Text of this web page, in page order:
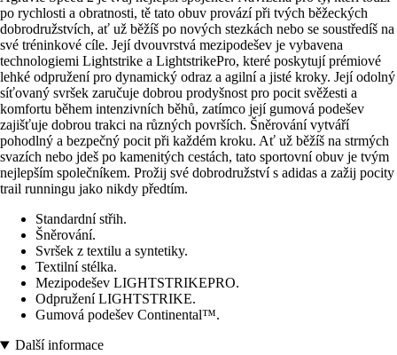
po rychlosti a obratnosti, tě tato obuv provází při tvých běžeckých
dobrodružstvích, ať už běžíš po nových stezkách nebo se soustředíš na
své tréninkové cíle. Její dvouvrstvá mezipodešev je vybavena
technologiemi Lightstrike a LightstrikePro, které poskytují prémiové
lehké odpružení pro dynamický odraz a agilní a jisté kroky. Její odolný
síťovaný svršek zaručuje dobrou prodyšnost pro pocit svěžesti a
komfortu během intenzivních běhů, zatímco její gumová podešev
zajišťuje dobrou trakci na různých površích. Šněrování vytváří
pohodlný a bezpečný pocit při každém kroku. Ať už běžíš na strmých
svazích nebo jdeš po kamenitých cestách, tato sportovní obuv je tvým
nejlepším společníkem. Prožij své dobrodružství s adidas a zažij pocity
trail runningu jako nikdy předtím.
Standardní střih.
Šněrování.
Svršek z textilu a syntetiky.
Textilní stélka.
Mezipodešev LIGHTSTRIKEPRO.
Odpružení LIGHTSTRIKE.
Gumová podešev Continental™.
Další informace